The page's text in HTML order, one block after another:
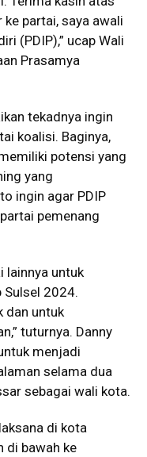
partai, saya awali
(PDIP),” ucap Wali
Prasamya
tekadnya ingin
koalisi. Baginya,
potensi yang
yang
ingin agar PDIP
pemenang
lainnya untuk
Sulsel 2024.
dan untuk
tuturnya. Danny
menjadi
selama dua
sebagai wali kota.
di kota
di bawah ke